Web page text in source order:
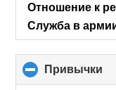
Отношение к
Служба в
Привычки
to